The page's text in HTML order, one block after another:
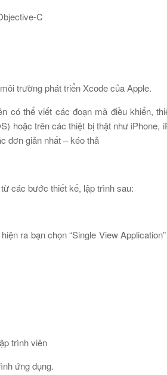
C
trường phát triển Xcode của Apple.
có thể viết các đoạn mã điều khiển,
hoặc trên các thiệt bị thật như iPhone,
đơn giản nhất – kéo thả
các bước thiết kế, lập trình sau:
ra bạn chọn “Single View
trình viên
ứng dụng.